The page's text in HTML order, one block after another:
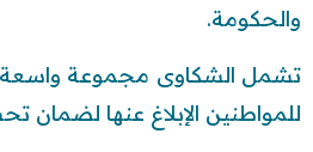
والحكومة.
تشمل الشكاوى مجموعة واسعة
للمواطنين الإبلاغ عنها لضمان